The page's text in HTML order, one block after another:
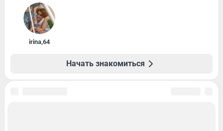
irina,64
Начать знакомиться